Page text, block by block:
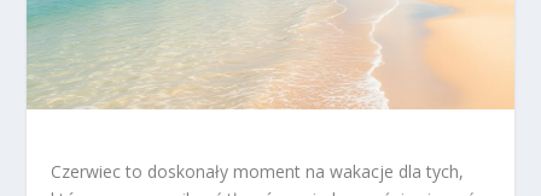
Czerwiec to doskonały moment na wakacje dla tych,